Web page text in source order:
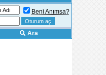
Beni Anımsa?
Ara